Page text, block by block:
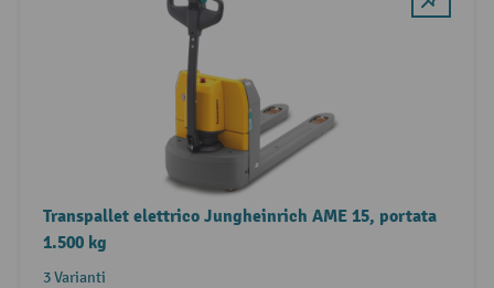
Transpallet elettrico Jungheinrich AME 15, portata
1.500 kg
3 Varianti